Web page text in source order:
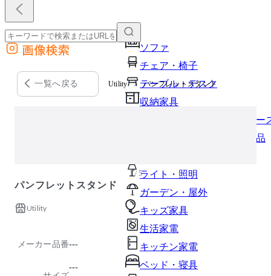
ソファ
チェア・椅子
テーブル・デスク
収納家具
パーソナルブース・集中ブー
オフィスアクセサリー・備品
ライト・照明
ガーデン・屋外
キッズ家具
生活家電
キッチン家電
ベッド・寝具
外部サイトの商品をカートに追加
他のサイトで見つけた商品ページのURLを貼り付けて、カートに追加できます
画像検索
一覧へ戻る Utility パンフレットスタンド
1 / 5
パンフレットスタンド
Utility
メーカー品番---
---